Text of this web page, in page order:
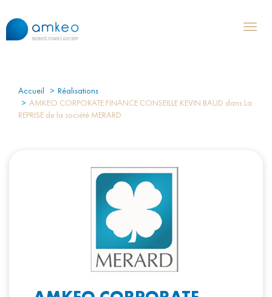
Accueil
Réalisations
AMKEO CORPORATE FINANCE CONSEILLE KEVIN BAUD dans La
REPRISE de la société MERARD